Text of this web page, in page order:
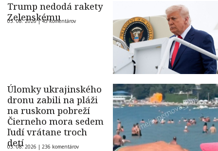
Trump nedodá rakety
Zelenskému
03. 08. 2026 |45 komentárov
Úlomky ukrajinského
dronu zabili na pláži
na ruskom pobreží
Čierneho mora sedem
ľudí vrátane troch
detí
03. 08. 2026 | 236 komentárov